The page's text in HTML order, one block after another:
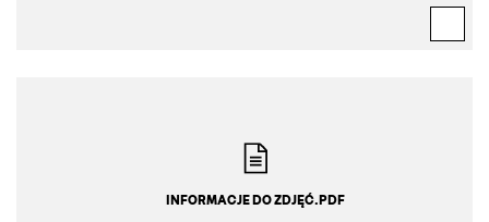
INFORMACJE DO ZDJĘĆ.PDF